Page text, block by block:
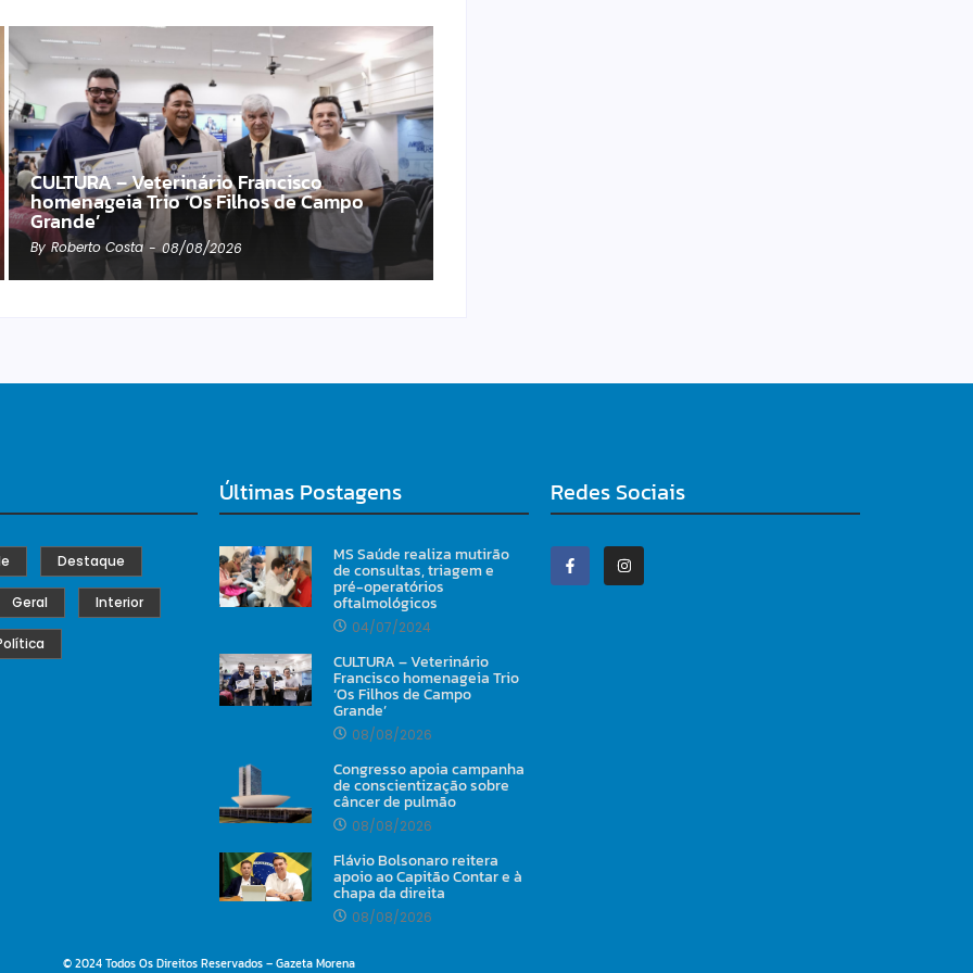
CULTURA – Veterinário Francisco
homenageia Trio ‘Os Filhos de Campo
Grande’
By Roberto Costa - 08/08/2026
Destaque
Geral Interior
Últimas Postagens
MS Saúde realiza mutirão
de consultas, triagem e
pré-operatórios
oftalmológicos
04/07/2024
CULTURA – Veterinário
Francisco homenageia Trio
‘Os Filhos de Campo
Grande’
08/08/2026
Congresso apoia campanha
de conscientização sobre
câncer de pulmão
08/08/2026
Flávio Bolsonaro reitera
apoio ao Capitão Contar e à
chapa da direita
08/08/2026
Redes Sociais
© 2024 Todos Os Direitos Reservados – Gazeta Morena